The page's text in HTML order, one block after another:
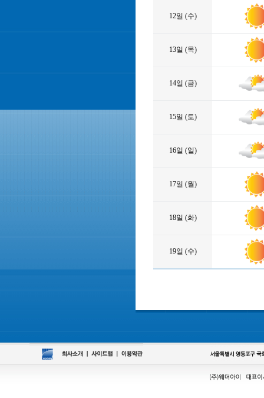
12일 (수)
13일 (목)
14일 (금)
15일 (토)
16일 (일)
17일 (월)
18일 (화)
19일 (수)